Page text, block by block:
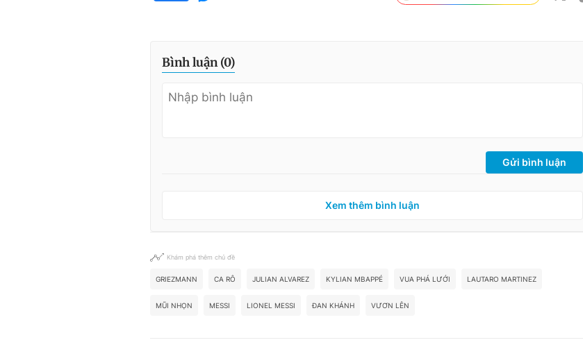
Bình luận (0)
Gửi bình luận
Xem thêm bình luận
Khám phá thêm chủ đề
GRIEZMANN CA RÔ JULIAN ALVAREZ KYLIAN MBAPPÉ VUA PHÁ LƯỚI LAUTARO MARTINEZ
MŨI NHỌN MESSI LIONEL MESSI ĐAN KHÁNH VƯƠN LÊN